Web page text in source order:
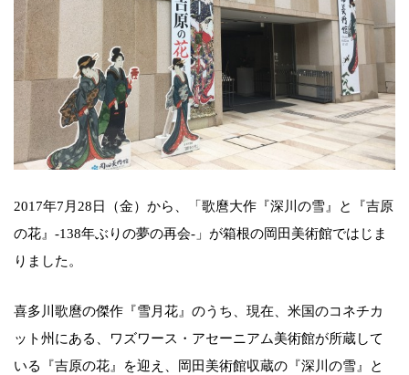
2017年7月28日（金）から、「歌麿大作『深川の雪』と『吉原
の花』-138年ぶりの夢の再会-」が箱根の岡田美術館ではじま
りました。
喜多川歌麿の傑作『雪月花』のうち、現在、米国のコネチカ
ット州にある、ワズワース・アセーニアム美術館が所蔵して
いる『吉原の花』を迎え、岡田美術館収蔵の『深川の雪』と